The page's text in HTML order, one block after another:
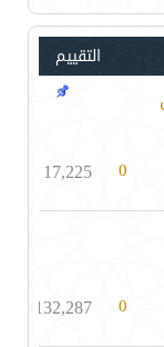
التقييم
0
17,225
0
132,287